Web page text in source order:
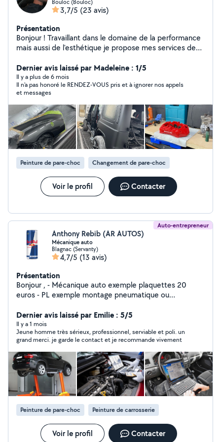
Bouloc (Bouloc)
3,7/5 (23 avis)
Présentation
Bonjour ! Travaillant dans le domaine de la performance
mais aussi de l'esthétique je propose mes services de
réparation ou embellissement de votre véhicule Ancien
ou moderne Reprogramation moteur ( auto, moto,
utilitaire, agricole, bateau, camion ) Optimiser
l'électronique du véhicule pour un meilleur agréablement
de conduite tout en respectant les limites constructeur
Mais aussi en jouant sur la consommation Stage 1 /
stage 2 Éthanol Suppression ad blue / vanne egr / filtre à
particule / decata Suppression du start and stop
définitivement Je propose aussi mes services de
covering / wrap Si vous souhaitez changer de couleur
tout en gardant la peinture d'origine ou simplement des
petit détails qui fera la différence sur votre véhicule
Services de mécanique Distribution / embrayage / freins
/ révision quelconque réparation Je reste disponible à
Dernier avis laissé par Madeleine : 1/5
Il y a plus de 6 mois
Il n'a pas honoré le RENDEZ-VOUS pris et à ignorer nos appels
et messages
Peinture de pare-choc Changement de pare-choc
Voir le profil Contacter
Auto-entrepreneur
Anthony Rebib (AR AUTOS)
Mécanique auto
Blagnac (Servanty)
4,7/5 (13 avis)
Présentation
Bonjour , - Mécanique auto exemple plaquettes 20
euros - PL exemple montage pneumatique ou
ou entretien - Auto - Bateau exemple , nettoyage coque
intervention meca - 2 roues moteur ect.. - Motoculture
compétences en informatique Système d'exploitation
Réseaux Maintenance
Dernier avis laissé par Emilie : 5/5
Il y a 1 mois
Jeune homme très sérieux, professionnel, serviable et poli. un
grand merci. je garde le contact et je recommande vivement
Peinture de pare-choc Peinture de carrosserie
Voir le profil Contacter